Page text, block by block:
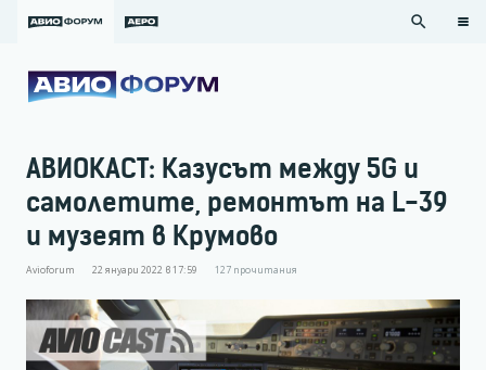
search
АВИОКАСТ: Казусът между 5G и
самолетите, ремонтът на L-39
и музеят в Крумово
Avioforum 22 януари 2022 в 17:59 127 прочитания